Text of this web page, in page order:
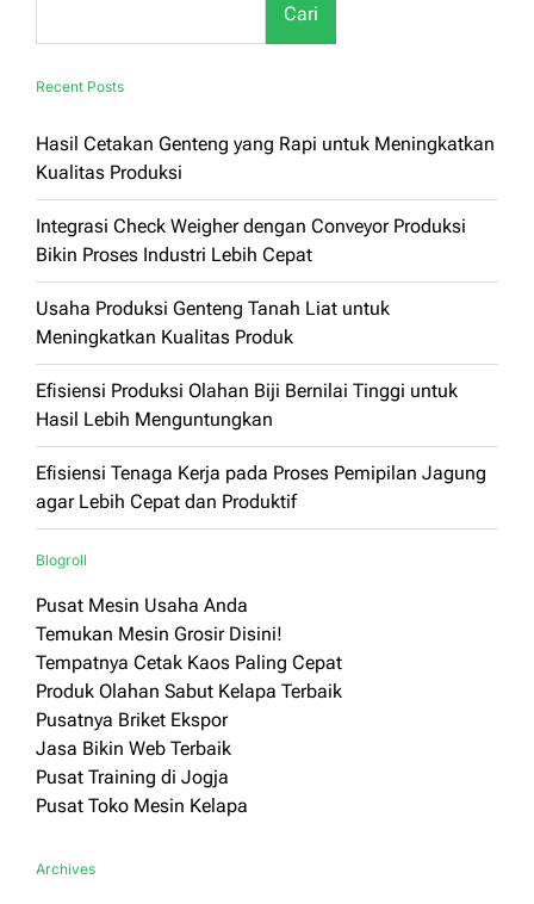
Cari
Recent Posts
Hasil Cetakan Genteng yang Rapi untuk Meningkatkan
Kualitas Produksi
Integrasi Check Weigher dengan Conveyor Produksi
Bikin Proses Industri Lebih Cepat
Usaha Produksi Genteng Tanah Liat untuk
Meningkatkan Kualitas Produk
Efisiensi Produksi Olahan Biji Bernilai Tinggi untuk
Hasil Lebih Menguntungkan
Efisiensi Tenaga Kerja pada Proses Pemipilan Jagung
agar Lebih Cepat dan Produktif
Blogroll
Pusat Mesin Usaha Anda
Temukan Mesin Grosir Disini!
Tempatnya Cetak Kaos Paling Cepat
Produk Olahan Sabut Kelapa Terbaik
Pusatnya Briket Ekspor
Jasa Bikin Web Terbaik
Pusat Training di Jogja
Pusat Toko Mesin Kelapa
Archives